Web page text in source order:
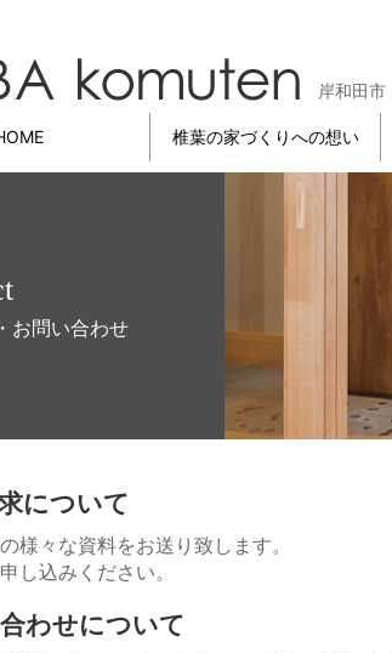
岸和田
椎葉の家づくりへの想い
お問い合わせ
について
様々な資料をお送り致します。
し込みください。
わせについて